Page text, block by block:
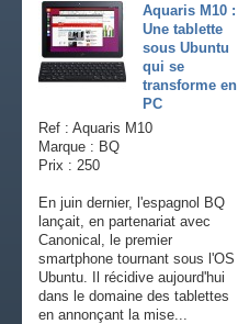
Aquaris M10 :
Une tablette
sous Ubuntu
qui se
transforme en
PC
Ref : Aquaris M10
Marque : BQ
Prix : 250
En juin dernier, l'espagnol BQ
lançait, en partenariat avec
Canonical, le premier
smartphone tournant sous l'OS
Ubuntu. Il récidive aujourd'hui
dans le domaine des tablettes
en annonçant la mise...